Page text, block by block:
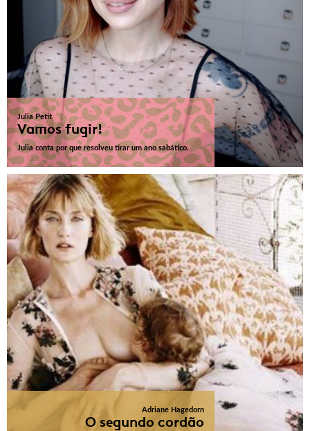
Julia Petit
Vamos fugir!
Julia conta por que resolveu tirar um ano sabático.
Adriane Hagedorn
O segundo cordão